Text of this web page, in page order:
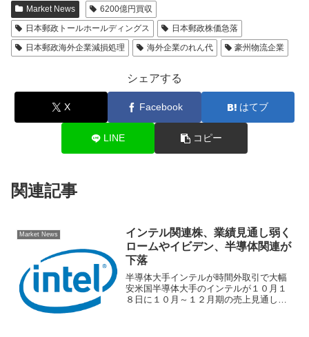
Market News
6200億円買収
日本郵政トールホールディングス
日本郵政株価急落
日本郵政海外企業減損処理
海外企業のれん代 豪州物流企業
シェアする
X Facebook はてブ
LINE コピー
関連記事
Market News
インテル関連株、業績見通し弱く
ロームやイビデン、半導体関連が
下落
半導体大手インテルが時間外取引で大幅
安米国半導体大手のインテルが１０月１
８日に１０月～１２月期の売上見通しを